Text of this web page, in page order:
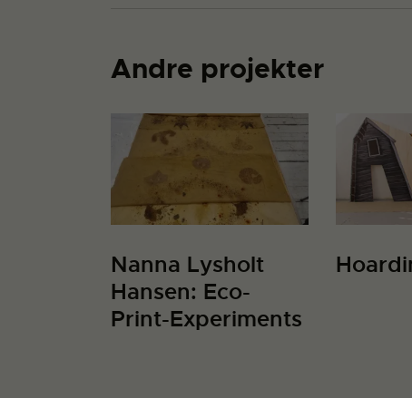
Andre projekter
Nanna Lysholt
Hansen: Eco-
Print-Experiments